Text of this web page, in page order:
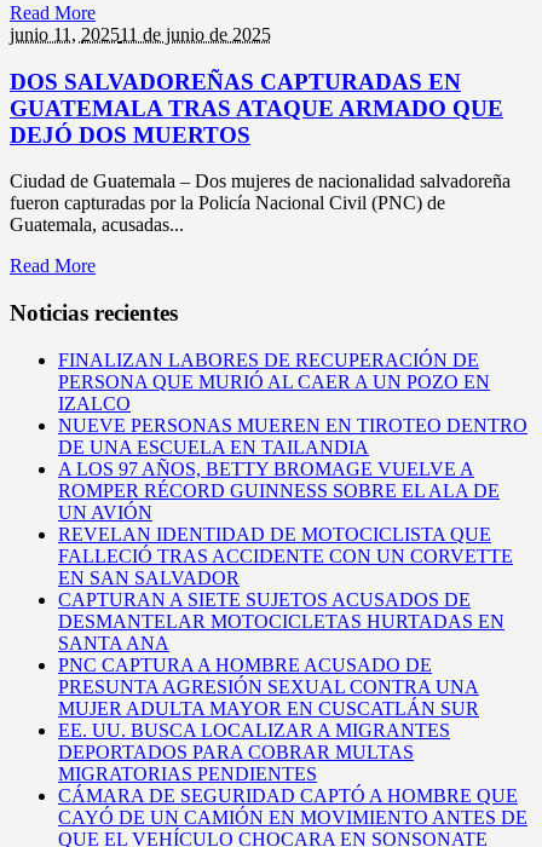
Read More
junio 11, 202511 de junio de 2025
DOS SALVADOREÑAS CAPTURADAS EN
GUATEMALA TRAS ATAQUE ARMADO QUE
DEJÓ DOS MUERTOS
Ciudad de Guatemala – Dos mujeres de nacionalidad salvadoreña
fueron capturadas por la Policía Nacional Civil (PNC) de
Guatemala, acusadas...
Read More
Noticias recientes
FINALIZAN LABORES DE RECUPERACIÓN DE
PERSONA QUE MURIÓ AL CAER A UN POZO EN
IZALCO
NUEVE PERSONAS MUEREN EN TIROTEO DENTRO
DE UNA ESCUELA EN TAILANDIA
A LOS 97 AÑOS, BETTY BROMAGE VUELVE A
ROMPER RÉCORD GUINNESS SOBRE EL ALA DE
UN AVIÓN
REVELAN IDENTIDAD DE MOTOCICLISTA QUE
FALLECIÓ TRAS ACCIDENTE CON UN CORVETTE
EN SAN SALVADOR
CAPTURAN A SIETE SUJETOS ACUSADOS DE
DESMANTELAR MOTOCICLETAS HURTADAS EN
SANTA ANA
PNC CAPTURA A HOMBRE ACUSADO DE
PRESUNTA AGRESIÓN SEXUAL CONTRA UNA
MUJER ADULTA MAYOR EN CUSCATLÁN SUR
EE. UU. BUSCA LOCALIZAR A MIGRANTES
DEPORTADOS PARA COBRAR MULTAS
MIGRATORIAS PENDIENTES
CÁMARA DE SEGURIDAD CAPTÓ A HOMBRE QUE
CAYÓ DE UN CAMIÓN EN MOVIMIENTO ANTES DE
QUE EL VEHÍCULO CHOCARA EN SONSONATE